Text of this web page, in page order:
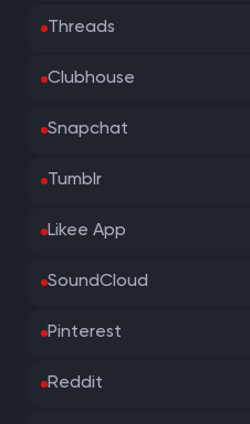
Threads
Clubhouse
Snapchat
Tumblr
Likee App
SoundCloud
Pinterest
Reddit